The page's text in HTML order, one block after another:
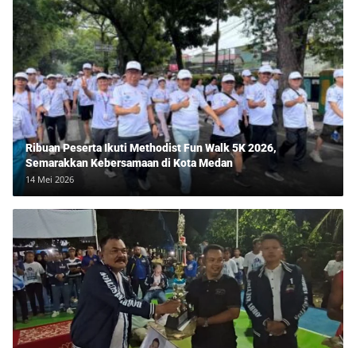
Ribuan Peserta Ikuti Methodist Fun Walk 5K 2026,
Semarakkan Kebersamaan di Kota Medan
14 Mei 2026